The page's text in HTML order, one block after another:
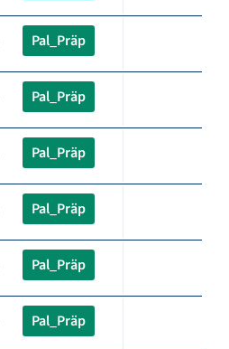
Pal_Präp
Pal_Präp
Pal_Präp
Pal_Präp
Pal_Präp
Pal_Präp